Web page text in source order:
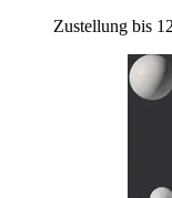
Zustellung bis